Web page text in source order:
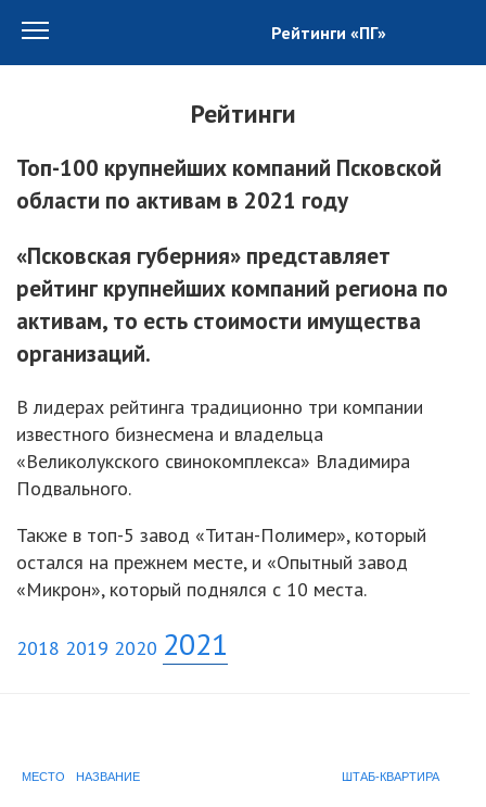
Рейтинги «ПГ»
Рейтинги
Топ-100 крупнейших компаний Псковской
области по активам в 2021 году
«Псковская губерния» представляет
рейтинг крупнейших компаний региона по
активам, то есть стоимости имущества
организаций.
В лидерах рейтинга традиционно три компании
известного бизнесмена и владельца
«Великолукского свинокомплекса» Владимира
Подвального.
Также в топ-5 завод «Титан-Полимер», который
остался на прежнем месте, и «Опытный завод
«Микрон», который поднялся с 10 места.
2018 2019 2020 2021
МЕСТО НАЗВАНИЕ ШТАБ-КВАРТИРА